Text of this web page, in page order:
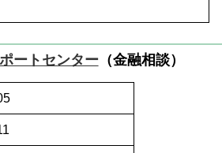
ートセンター（金融相談）